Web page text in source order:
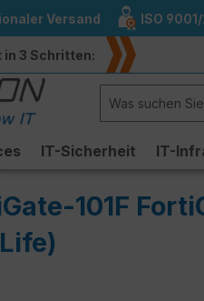
Versand ISO
3 Schritten:
IT-Sicherheit IT-
101F